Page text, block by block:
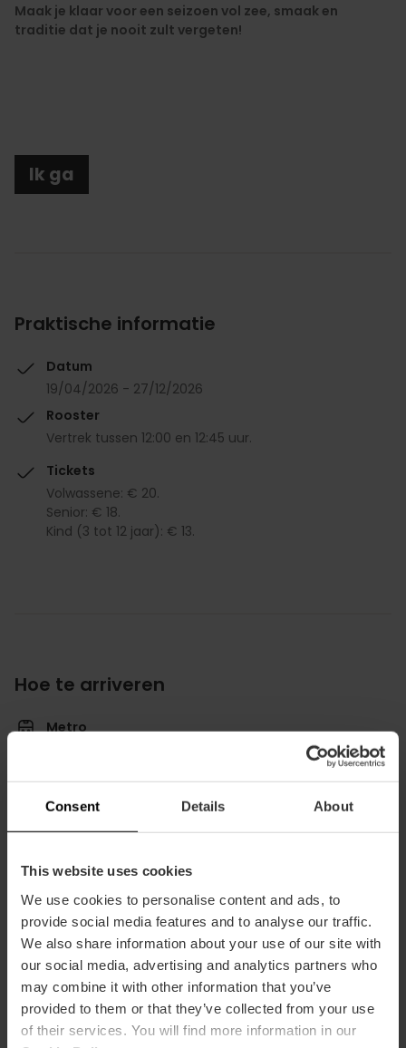
Consent Details About
This website uses cookies
We use cookies to personalise content and ads, to
provide social media features and to analyse our traffic.
We also share information about your use of our site with
our social media, advertising and analytics partners who
may combine it with other information that you’ve
provided to them or that they’ve collected from your use
of their services. You will find more information in our
Maak je klaar voor een seizoen vol zee, smaak en
traditie dat je nooit zult vergeten!
Ik ga
Praktische informatie
Datum
19/04/2026 - 27/12/2026
Rooster
Vertrek tussen 12:00 en 12:45 uur.
Tickets
Volwassene: € 20.
Senior: € 18.
Kind (3 tot 12 jaar): € 13.
Hoe te arriveren
Metro
4,
92,
Plaça de L'ona, Valencia, España